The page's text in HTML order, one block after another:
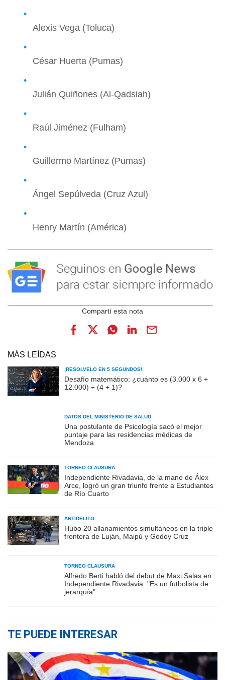
Alexis Vega (Toluca)
César Huerta (Pumas)
Julián Quiñones (Al-Qadsiah)
Raúl Jiménez (Fulham)
Guillermo Martínez (Pumas)
Ángel Sepúlveda (Cruz Azul)
Henry Martín (América)
MÁS LEÍDAS
¡RESOLVELO EN 5 SEGUNDOS!
Desafío matemático: ¿cuánto es (3.000 x 6 +
12.000) ÷ (4 + 1)?
DATOS DEL MINISTERIO DE SALUD
Una postulante de Psicología sacó el mejor
puntaje para las residencias médicas de
Mendoza
TORNEO CLAUSURA
Independiente Rivadavia, de la mano de Álex
Arce, logró un gran triunfo frente a Estudiantes
de Río Cuarto
ANTIDELITO
Hubo 20 allanamientos simultáneos en la triple
frontera de Luján, Maipú y Godoy Cruz
TORNEO CLAUSURA
Alfredo Berti habló del debut de Maxi Salas en
Independiente Rivadavia: "Es un futbolista de
jerarquía"
TE PUEDE INTERESAR